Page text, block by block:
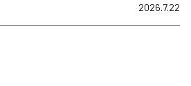
2026.7.22